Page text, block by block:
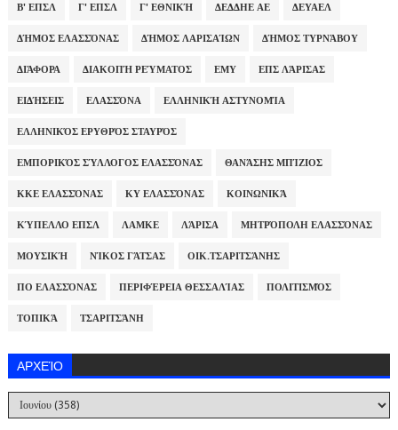
Β' ΕΠΣΛ Γ' ΕΠΣΛ Γ' ΕΘΝΙΚΉ ΔΕΔΔΗΕ ΑΕ ΔΕΥΑΕΛ
ΔΉΜΟΣ ΕΛΑΣΣΌΝΑΣ ΔΉΜΟΣ ΛΑΡΙΣΑΊΩΝ ΔΉΜΟΣ ΤΥΡΝΆΒΟΥ
ΔΙΆΦΟΡΑ ΔΙΑΚΟΠΉ ΡΕΎΜΑΤΟΣ ΕΜΥ ΕΠΣ ΛΆΡΙΣΑΣ
ΕΙΔΉΣΕΙΣ ΕΛΑΣΣΌΝΑ ΕΛΛΗΝΙΚΉ ΑΣΤΥΝΟΜΊΑ
ΕΛΛΗΝΙΚΌΣ ΕΡΥΘΡΌΣ ΣΤΑΥΡΌΣ
ΕΜΠΟΡΙΚΌΣ ΣΎΛΛΟΓΟΣ ΕΛΑΣΣΌΝΑΣ ΘΑΝΆΣΗΣ ΜΠΊΖΙΟΣ
ΚΚΕ ΕΛΑΣΣΌΝΑΣ ΚΥ ΕΛΑΣΣΌΝΑΣ ΚΟΙΝΩΝΙΚΆ
ΚΎΠΕΛΛΟ ΕΠΣΛ ΛΑΜΚΕ ΛΆΡΙΣΑ ΜΗΤΡΌΠΟΛΗ ΕΛΑΣΣΌΝΑΣ
ΜΟΥΣΙΚΉ ΝΊΚΟΣ ΓΆΤΣΑΣ ΟΙΚ.ΤΣΑΡΙΤΣΆΝΗΣ
ΠΟ ΕΛΑΣΣΌΝΑΣ ΠΕΡΙΦΈΡΕΙΑ ΘΕΣΣΑΛΊΑΣ ΠΟΛΙΤΙΣΜΌΣ
ΤΟΠΙΚΆ ΤΣΑΡΙΤΣΆΝΗ
ΑΡΧΕΊΟ